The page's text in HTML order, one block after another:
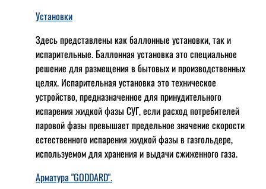
Установки
Здесь представлены как баллонные установки, так и
испарительные. Баллонная установка это специальное
решение для размещения в бытовых и производственных
целях. Испарительная установка это техническое
устройство, предназначенное для принудительного
испарения жидкой фазы СУГ, если расход потребителей
паровой фазы превышает предельное значение скорости
естественного испарения жидкой фазы в газгольдере,
используемом для хранения и выдачи сжиженного газа.
Арматура "GODDARD".